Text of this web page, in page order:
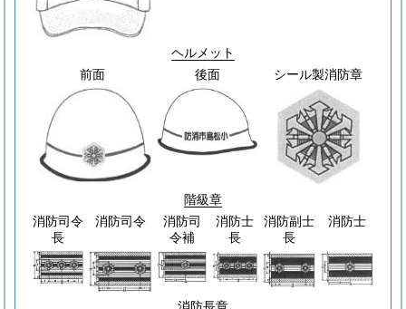
ヘルメット
前面
後面 シール製消防章
階級章
消防司令
長
消防司令
消防司
令補
消防士
長
消防副士
長
消防士